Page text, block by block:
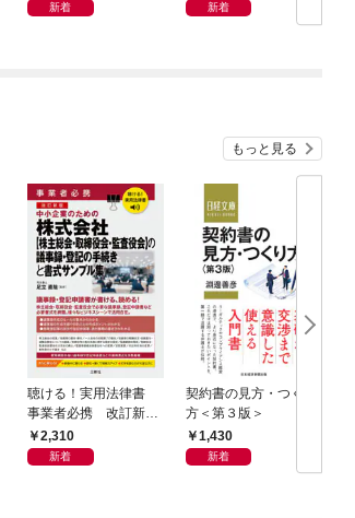
造プロセス
新着 新着
もっと見る
聴ける！実用法律書
事業者必携 改訂新
版 中小企業のための
株式会社【株主総会・
2,310
新着
契約書の見方・つくり
方＜第３版＞
1,430
新着